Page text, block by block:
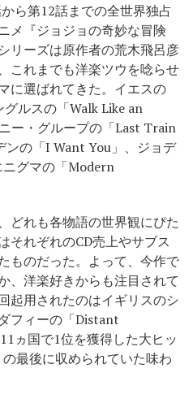
ら第12話までの全世界独占
メ『ジョジョの奇妙な冒険
リーズは原作者の荒木飛呂彦
これまでも洋楽ツウを唸らせ
に選ばれてきた。イエスの
グルスの「Walk Like an
ー・グループの「Last Train
ンの「I Want You」、ジョデ
ニグマの「Modern
どれも各物語の世界観にぴた
それぞれのCD売上やサブス
ものだった。よって、今作で
、洋楽好きからも注目されて
起用されたのはイギリスのシ
フィーの「Distant
ヵ国で1位を獲得した大ヒッ
最後に収められていた味わ